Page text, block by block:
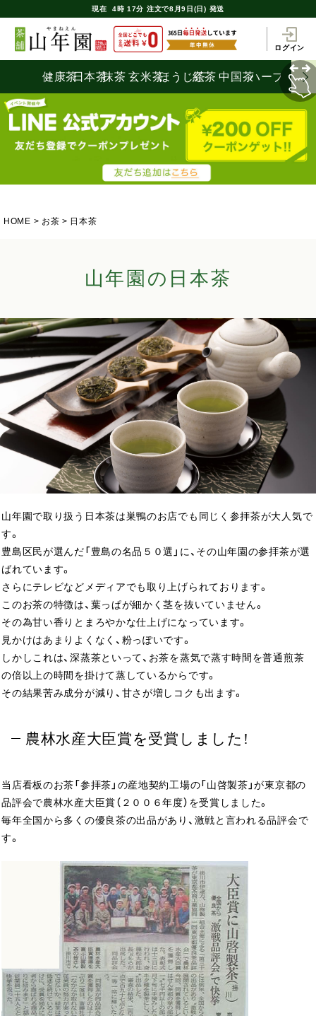
現在 4時 17分 注文で8月9日(日) 発送
ログイン
健康茶日本茶抹茶 玄米茶ほうじ茶
紅茶 中国茶ハーブティ
HOME お茶 日本茶
山年園の日本茶
山年園で取り扱う日本茶は巣鴨のお店でも同じく参拝茶が大人気で
す。
豊島区民が選んだ「豊島の名品５０選」に、その山年園の参拝茶が選
ばれています。
さらにテレビなどメディアでも取り上げられております。
このお茶の特徴は、葉っぱが細かく茎を抜いていません。
その為甘い香りとまろやかな仕上げになっています。
見かけはあまりよくなく、粉っぽいです。
しかしこれは、深蒸茶といって、お茶を蒸気で蒸す時間を普通煎茶
の倍以上の時間を掛けて蒸しているからです。
その結果苦み成分が減り、甘さが増しコクも出ます。
農林水産大臣賞を受賞しました!
当店看板のお茶「参拝茶」の産地契約工場の「山啓製茶」が東京都の
品評会で農林水産大臣賞（２００６年度）を受賞しました。
毎年全国から多くの優良茶の出品があり、激戦と言われる品評会で
す。